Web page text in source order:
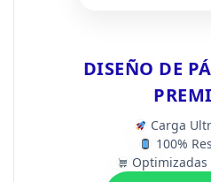
DISEÑO DE
Carga
100%
Optimizadas